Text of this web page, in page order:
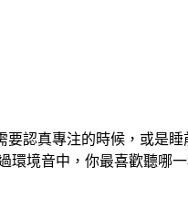
認真專注的時候，或是
環境音中，你最喜歡聽哪